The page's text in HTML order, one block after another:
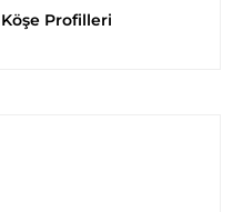
Profilleri